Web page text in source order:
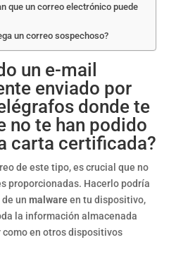
que un correo electrónico puede
un correo sospechoso?
un e-mail
enviado por
donde te
no te han podido
carta certificada?
de este tipo, es crucial que no
proporcionadas. Hacerlo podría
un malwareen tu dispositivo,
la información almacenada
en otros dispositivos